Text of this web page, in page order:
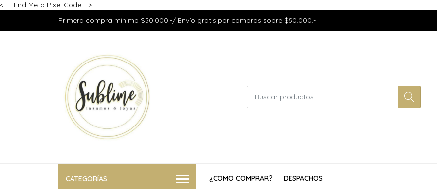
< !-- End Meta Pixel Code -->
Primera compra mínimo $50.000.-/ Envío gratis por compras sobre $50.000.-
CATEGORÍAS ¿COMO COMPRAR? DESPACHOS